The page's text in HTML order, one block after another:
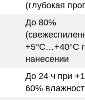
(глубокая
До 80%
+5°C…+40°C
нанесении
До 24 ч при
60%